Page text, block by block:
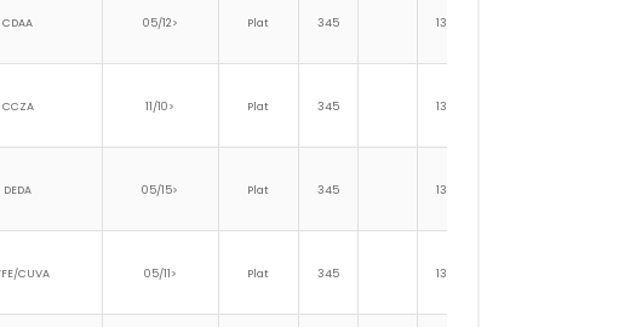
CDAA 05/12> Plat 345 139
CCZA 11/10> Plat 345 139
DEDA 05/15> Plat 345 139
CUVA 05/11> Plat 345 139